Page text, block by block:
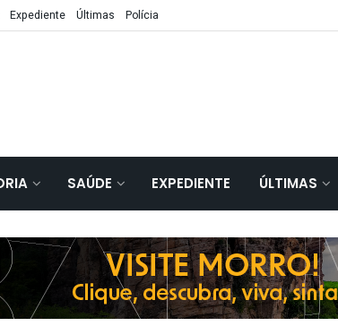
Expediente Últimas Polícia
SAÚDE EXPEDIENTE ÚLTIMAS